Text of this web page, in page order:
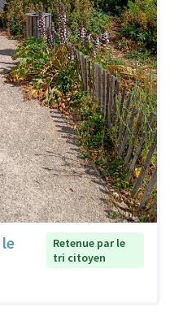
Retenue par le
tri citoyen